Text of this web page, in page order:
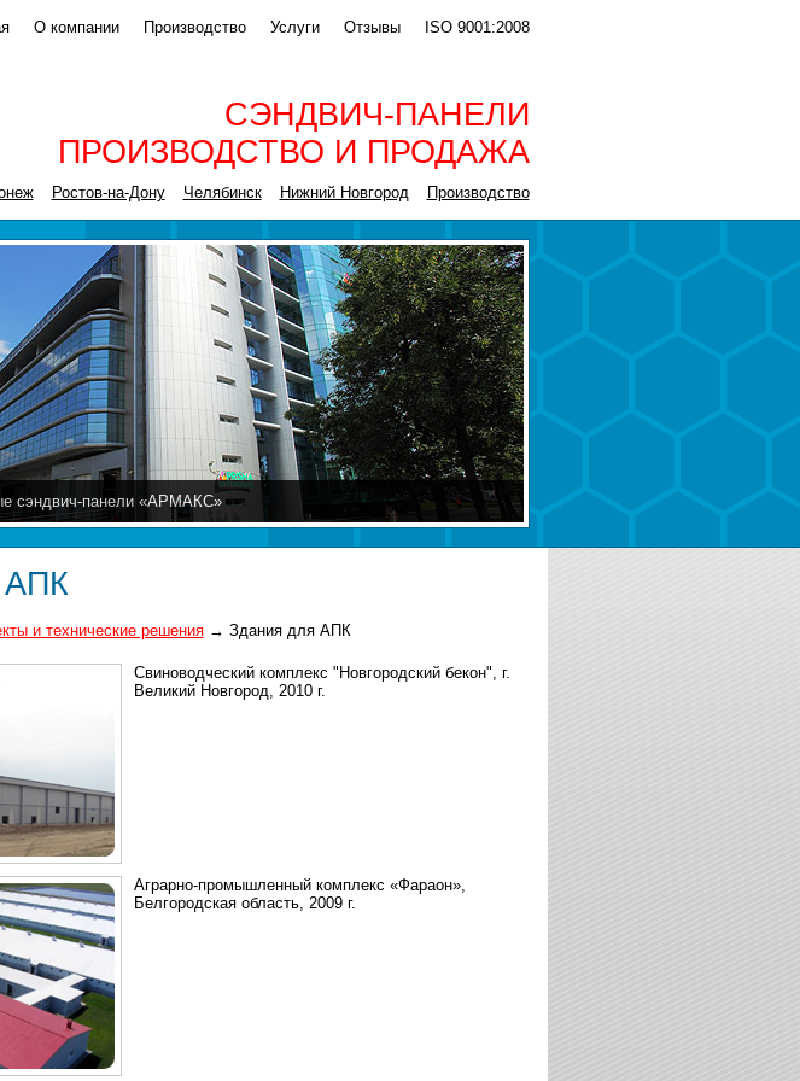
О компании Производство Услуги Отзывы ISO 9001:2008
СЭНДВИЧ-ПАНЕЛИ
ПРОИЗВОДСТВО И ПРОДАЖА
Ростов-на-Дону Челябинск Нижний Новгород Производство
сэндвич-панели «АРМАКС»
АПК
и технические решения → Здания для АПК
Свиноводческий комплекс "Новгородский бекон", г.
Великий Новгород, 2010 г.
Аграрно-промышленный комплекс «Фараон»,
Белгородская область, 2009 г.